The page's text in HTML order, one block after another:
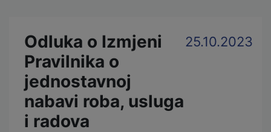
Odluka o Izmjeni
Pravilnika o
jednostavnoj
nabavi roba, usluga
i radova
25.10.2023